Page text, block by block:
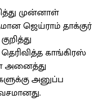
முன்னாள்
ஜெய்ராம் தாக்குர்
காங்கிரஸ்
அனைத்து
அனுப்ப